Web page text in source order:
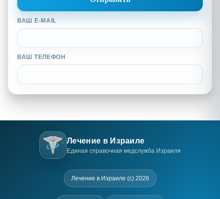
ВАШ E-MAIL
ВАШ ТЕЛЕФОН
Лечение в Израиле
Единая справочная медслужба Израиля
Лечение в Израиле (c) 2026